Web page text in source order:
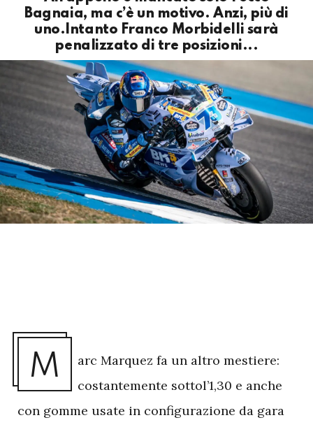
Bagnaia, ma c’è un motivo. Anzi, più di
uno.Intanto Franco Morbidelli sarà
penalizzato di tre posizioni...
M
arc Marquez fa un altro mestiere:
costantemente sottol’1,30 e anche
con gomme usate in configurazione da gara